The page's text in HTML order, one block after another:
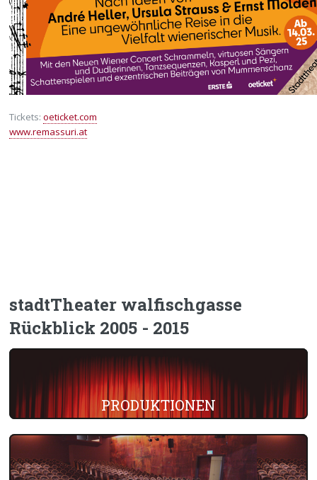
Tickets:oeticket.com
www.remassuri.at
stadtTheater walfischgasse
Rückblick 2005 - 2015
PRODUKTIONEN